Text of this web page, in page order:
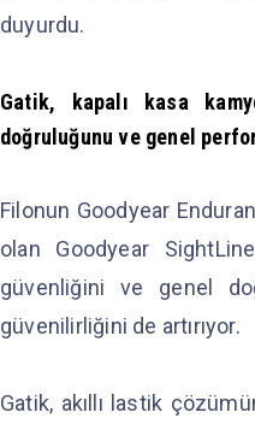
duyurdu.
Gatik, kapalı kasa
doğruluğunu ve genel
Filonun Goodyear
olan Goodyear
güvenliğini ve genel
güvenilirliğini de artırıyor.
Gatik, akıllı lastik